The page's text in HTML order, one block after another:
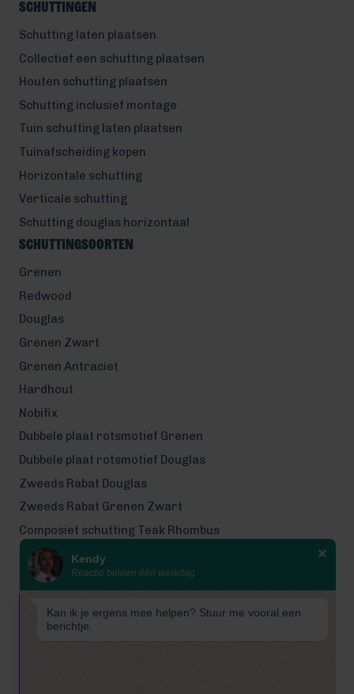
Wij zijn even met bouwvak! Van 7
tot en met 16 augustus is
Schuttingen
Schutting laten plaatsen
Collectief een schutting plaatsen
Houten schutting plaatsen
Schutting inclusief montage
Tuin schutting laten plaatsen
Tuinafscheiding kopen
Horizontale schutting
Verticale schutting
Schutting douglas horizontaal
Schuttingsoorten
Grenen
Redwood
Douglas
Grenen Zwart
Grenen Antraciet
Hardhout
Nobifix
Dubbele plaat rotsmotief Grenen
Dubbele plaat rotsmotief Douglas
Zweeds Rabat Douglas
Zweeds Rabat Grenen Zwart
Composiet schutting Teak Rhombus
Wij werken met eerlijke
gecertificeerde houtsoorten
Kendy
Reactie binnen één werkdag
Kan ik je ergens mee helpen? Stuur me vooral een
berichtje.